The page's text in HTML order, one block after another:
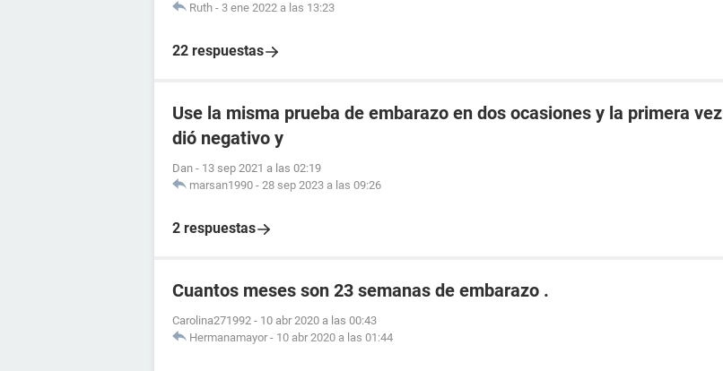
Ruth - 3 ene 2022 a las 13:23
22 respuestas
Use la misma prueba de embarazo en dos ocasiones y la primera vez
dió negativo y
Dan - 13 sep 2021 a las 02:19
marsan1990 - 28 sep 2023 a las 09:26
2 respuestas
Cuantos meses son 23 semanas de embarazo .
Carolina271992 - 10 abr 2020 a las 00:43
Hermanamayor - 10 abr 2020 a las 01:44